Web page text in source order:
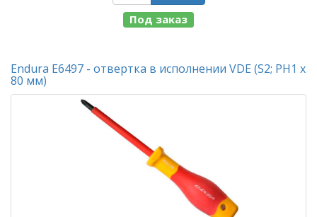
Под заказ
Endura E6497 - отвертка в исполнении VDE (S2; PH1 х
80 мм)